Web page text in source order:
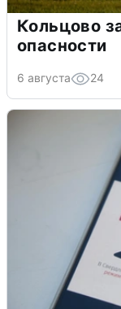
Кольцово
опасности
6 августа 24